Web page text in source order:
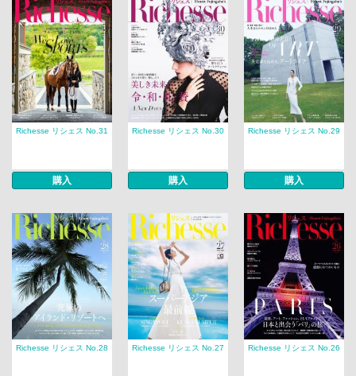
Richesse リシェス No.31
購入
Richesse リシェス No.30
購入
Richesse リシェス No.29
購入
Richesse リシェス No.28 Richesse リシェス No.27 Richesse リシェス No.26